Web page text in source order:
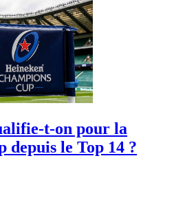
t-on pour la
depuis le Top 14 ?